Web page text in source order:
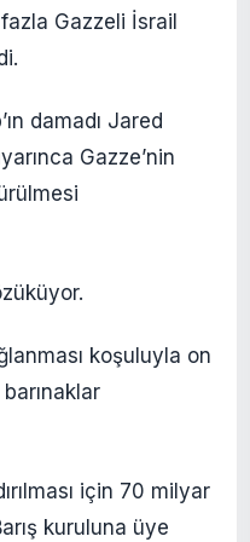
Gazzeli İsrail
damadı Jared
Gazze’nin
koşuluyla on
için 70 milyar
kuruluna üye